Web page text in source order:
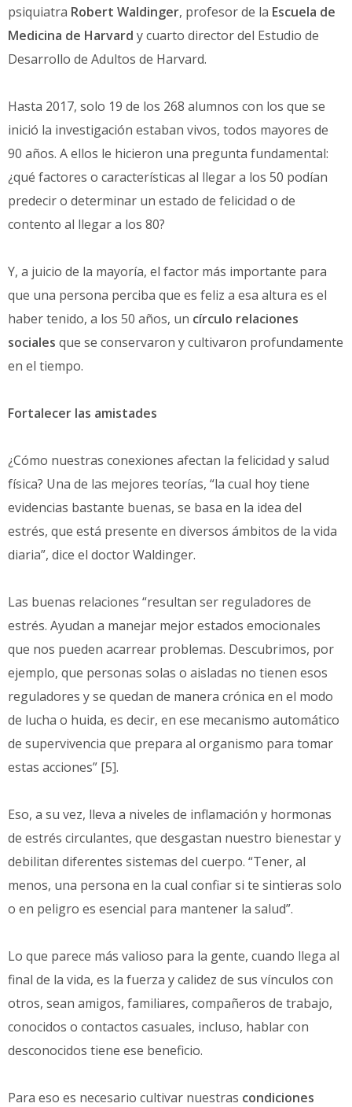
psiquiatra Robert Waldinger, profesor de la Escuela de
Medicina de Harvard y cuarto director del Estudio de
Desarrollo de Adultos de Harvard.
Hasta 2017, solo 19 de los 268 alumnos con los que se
inició la investigación estaban vivos, todos mayores de
90 años. A ellos le hicieron una pregunta fundamental:
¿qué factores o características al llegar a los 50 podían
predecir o determinar un estado de felicidad o de
contento al llegar a los 80?
Y, a juicio de la mayoría, el factor más importante para
que una persona perciba que es feliz a esa altura es el
haber tenido, a los 50 años, un círculo relaciones
sociales que se conservaron y cultivaron profundamente
en el tiempo.
Fortalecer las amistades
¿Cómo nuestras conexiones afectan la felicidad y salud
física? Una de las mejores teorías, “la cual hoy tiene
evidencias bastante buenas, se basa en la idea del
estrés, que está presente en diversos ámbitos de la vida
diaria”, dice el doctor Waldinger.
Las buenas relaciones “resultan ser reguladores de
estrés. Ayudan a manejar mejor estados emocionales
que nos pueden acarrear problemas. Descubrimos, por
ejemplo, que personas solas o aisladas no tienen esos
reguladores y se quedan de manera crónica en el modo
de lucha o huida, es decir, en ese mecanismo automático
de supervivencia que prepara al organismo para tomar
estas acciones” [5].
Eso, a su vez, lleva a niveles de inflamación y hormonas
de estrés circulantes, que desgastan nuestro bienestar y
debilitan diferentes sistemas del cuerpo. “Tener, al
menos, una persona en la cual confiar si te sintieras solo
o en peligro es esencial para mantener la salud”.
Lo que parece más valioso para la gente, cuando llega al
final de la vida, es la fuerza y calidez de sus vínculos con
otros, sean amigos, familiares, compañeros de trabajo,
conocidos o contactos casuales, incluso, hablar con
desconocidos tiene ese beneficio.
Para eso es necesario cultivar nuestras condiciones